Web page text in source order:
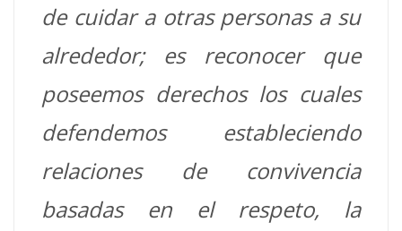
de cuidar a otras personas a su
alrededor; es reconocer que
poseemos derechos los cuales
defendemos estableciendo
relaciones de convivencia
basadas en el respeto, la